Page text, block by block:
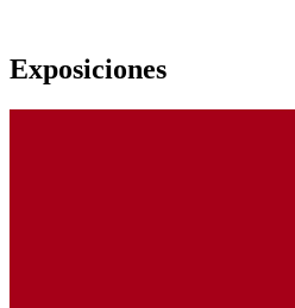
Exposiciones